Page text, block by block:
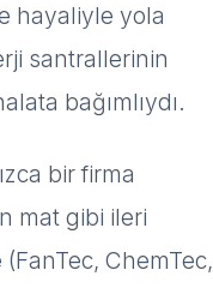
hayaliyle yola
santrallerinin
bağımlıydı.
bir firma
mat gibi ileri
(FanTec, ChemTec,